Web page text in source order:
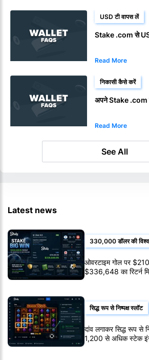
USD टी वापस लें
Stake .com से
Read More
निकासी कैसे करें
अपने Stake .com
Read More
See All
Latest news
330,000 डॉलर की
ओवरटाइम गोल पर
$336,648 का रिटर्न
सिद्ध रूप से निष्पक्ष स्लॉट
दांव लगाकर सिद्ध रूप से
1,200 से अधिक स्टेक